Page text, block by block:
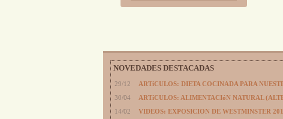
NOVEDADES DESTACADAS
29/12
ARTíCULOS: DIETA COCINADA PARA
30/04
ARTíCULOS: ALIMENTACIóN NATURAL
14/02
VIDEOS: EXPOSICION DE WESTMINSTER